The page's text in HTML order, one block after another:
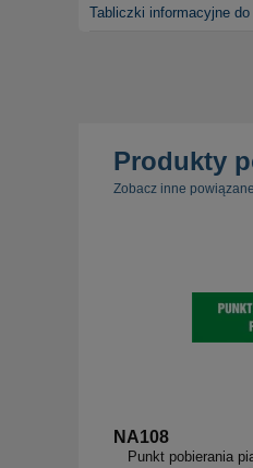
Tabliczki informacyjne
Produkty
Zobacz inne
NA108
Punkt pobierania